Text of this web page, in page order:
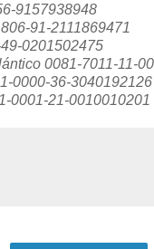
9157938948
91-2111869471
0201502475
0081-7011-11-
0000-36-3040192126
0001-21-0010010201